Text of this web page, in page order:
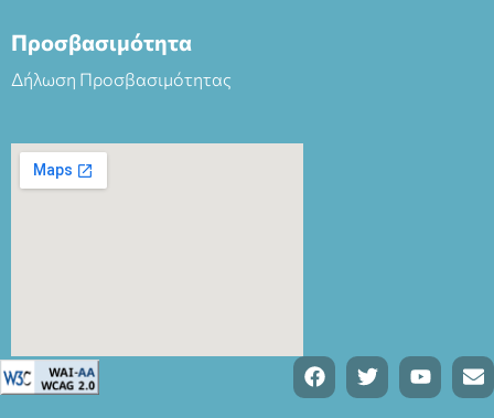
Προσβασιμότητα
Δήλωση Προσβασιμότητας